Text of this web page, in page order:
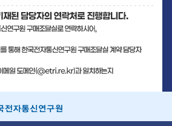
기술사업화플랫폼/기술이전
기술예고 중소기업 지원
보유특허 이전가능 기술
융합기술연구생산센터 반도체실험실